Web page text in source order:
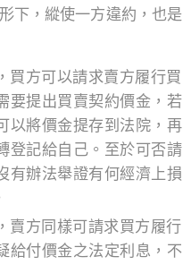
下，縱使一方違約，也是
，買方可以請求賣方履行買
要提出買賣契約價金，若
以將價金提存到法院，再
登記給自己。至於可否請
有辦法舉證有何經濟上損
，賣方同樣可請求買方履行
給付價金之法定利息，不